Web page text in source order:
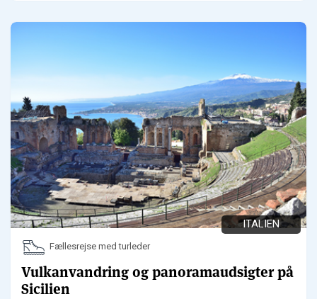
ITALIEN
Fællesrejse med turleder
Vulkanvandring og panoramaudsigter på
Sicilien